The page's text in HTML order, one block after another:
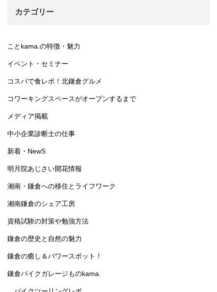
カテゴリー
ことkama.の特徴・魅力
イベント・セミナー
コスパで食レポ！北鎌倉グルメ
コワーキングスペースがオープンするまで
メディア掲載
中小企業診断士の仕事
新着・NewS
明月院あじさい開花情報
湘南・鎌倉への移住とライフワーク
湘南鎌倉のシェア工房
資格試験の対策や勉強方法
鎌倉の歴史と自然の魅力
鎌倉の癒し＆パワースポット！
鎌倉バイクガレージものkama.